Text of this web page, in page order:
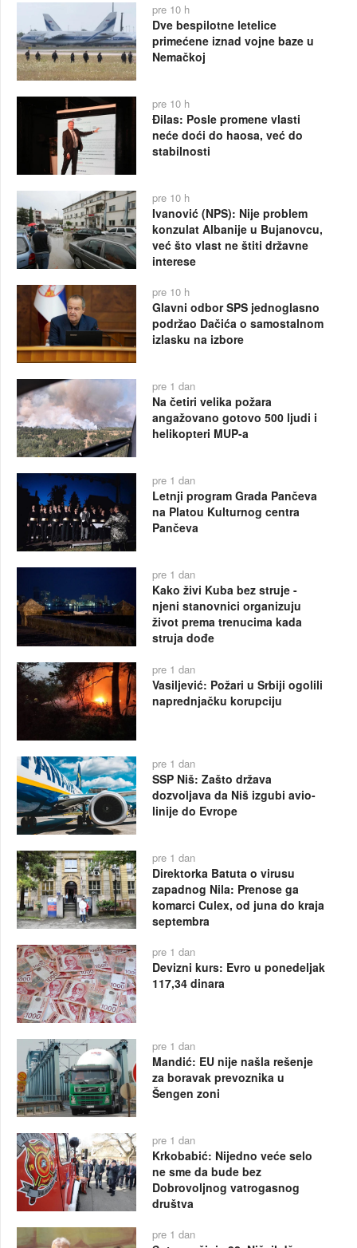
pre 10 h
Dve bespilotne letelice
primećene iznad vojne baze u
Nemačkoj
pre 10 h
Đilas: Posle promene vlasti
neće doći do haosa, već do
stabilnosti
pre 10 h
Ivanović (NPS): Nije problem
konzulat Albanije u Bujanovcu,
već što vlast ne štiti državne
interese
pre 10 h
Glavni odbor SPS jednoglasno
podržao Dačića o samostalnom
izlasku na izbore
pre 1 dan
Na četiri velika požara
angažovano gotovo 500 ljudi i
helikopteri MUP-a
pre 1 dan
Letnji program Grada Pančeva
na Platou Kulturnog centra
Pančeva
pre 1 dan
Kako živi Kuba bez struje -
njeni stanovnici organizuju
život prema trenucima kada
struja dođe
pre 1 dan
Vasiljević: Požari u Srbiji ogolili
naprednjačku korupciju
pre 1 dan
SSP Niš: Zašto država
dozvoljava da Niš izgubi avio-
linije do Evrope
pre 1 dan
Direktorka Batuta o virusu
zapadnog Nila: Prenose ga
komarci Culex, od juna do kraja
septembra
pre 1 dan
Devizni kurs: Evro u ponedeljak
117,34 dinara
pre 1 dan
Mandić: EU nije našla rešenje
za boravak prevoznika u
Šengen zoni
pre 1 dan
Krkobabić: Nijedno veće selo
ne sme da bude bez
Dobrovoljnog vatrogasnog
društva
pre 1 dan